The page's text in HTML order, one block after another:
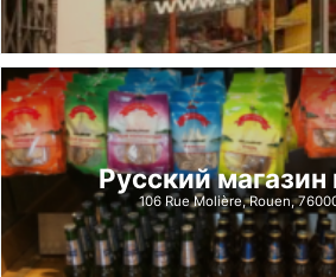
Русский магазин
106 Rue Molière, Rouen,